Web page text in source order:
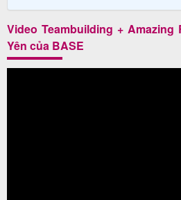
Tin
Video Teambuilding + Amazing
Yên của BASE